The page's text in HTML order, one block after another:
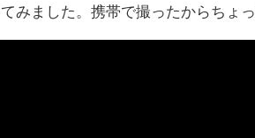
みました。携帯で撮ったからちょっ